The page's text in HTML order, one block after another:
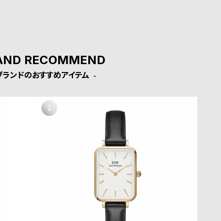
RECOMMEND
ランドのおすすめアイテム